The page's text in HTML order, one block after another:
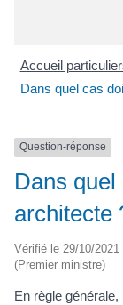
Accueil
Dans quel cas
Question-réponse
Dans
architecte
Vérifié le 29/10/
(Premier ministre)
En règle